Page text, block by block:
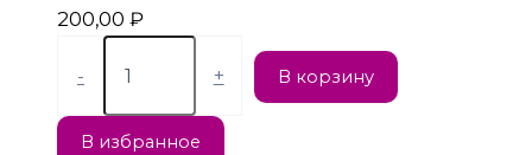
200,00 ₽
- + В корзину
В избранное